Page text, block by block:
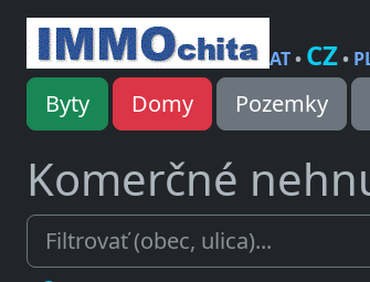
AT• CZ•
Byty Domy Pozemky
Komerčné